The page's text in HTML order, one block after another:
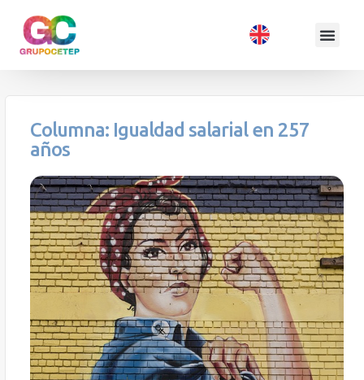
Columna: Igualdad salarial en 257
años